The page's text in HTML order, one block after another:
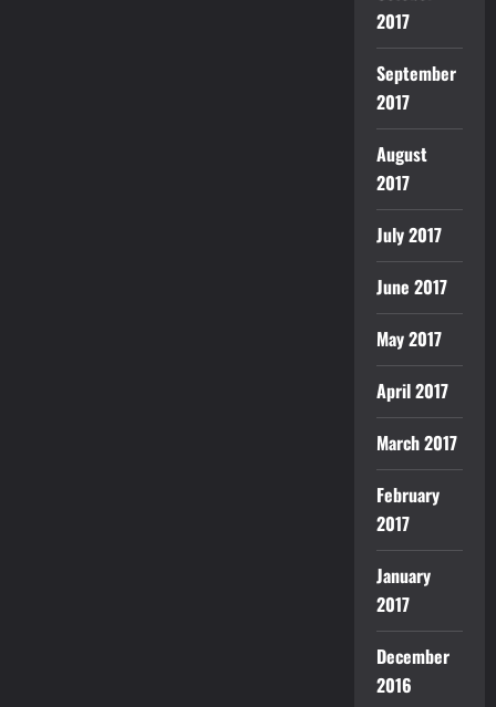
2017
September
2017
August
2017
July 2017
June 2017
May 2017
April 2017
March 2017
February
2017
January
2017
December
2016